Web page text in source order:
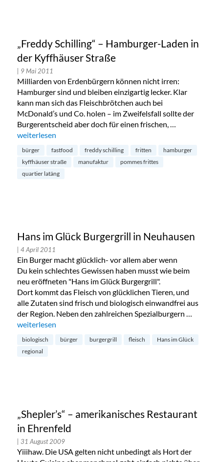
„Freddy Schilling“ – Hamburger-Laden in
der Kyffhäuser Straße
| 9 Mai 2011
Milliarden von Erdenbürgern können nicht irren:
Hamburger sind und bleiben einzigartig lecker. Klar
kann man sich das Fleischbrötchen auch bei
McDonald’s und Co. holen – im Zweifelsfall sollte der
Burgerentscheid aber doch für einen frischen, …
„„Freddy Schilling“ – Hamburger-Laden in der Kyffhäuser
weiterlesen
bürger fastfood freddy schilling fritten
hamburger
kyffhäuser straße
manufaktur
pommes frittes
quartier latäng
Hans im Glück Burgergrill in Neuhausen
| 4 April 2011
Ein Burger macht glücklich- vor allem aber wenn
Du kein schlechtes Gewissen haben musst wie beim
neu eröffneten "Hans im Glück Burgergrill".
Dort kommt das Fleisch von glücklichen Tieren, und
alle Zutaten sind frisch und biologisch einwandfrei aus
der Region. Neben den zahlreichen Spezialburgern …
„Hans im Glück Burgergrill in Neuhausen“
weiterlesen
biologisch bürger burgergrill fleisch
Hans im Glück
regional
„Shepler’s“ – amerikanisches Restaurant
in Ehrenfeld
| 31 August 2009
Yiiihaw. Die USA gelten nicht unbedingt als Hort der